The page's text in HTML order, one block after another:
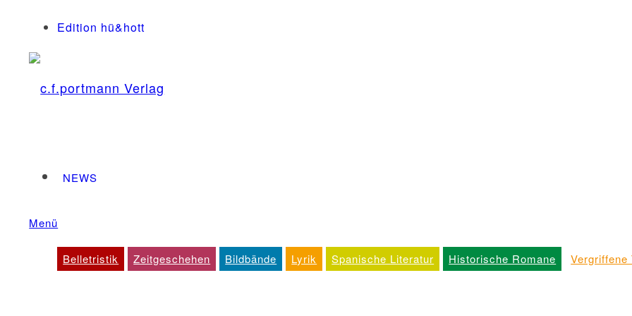
Edition hü&hott
NEWS
Dienstleistungen
Menü
Belletristik Zeitgeschehen Bildbände Lyrik Spanische Literatur Historische Romane Vergriffene